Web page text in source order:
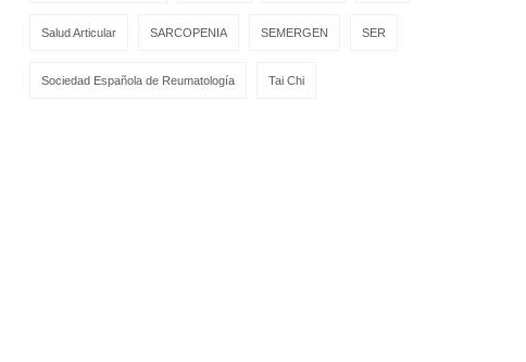
Salud Articular SARCOPENIA SEMERGEN SER
Sociedad Española de Reumatología Tai Chi